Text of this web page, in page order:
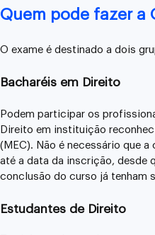
Quem pode fazer a
O exame é destinado a dois
Bacharéis em Direito
Podem participar os
Direito em instituição
(MEC). Não é necessário que
até a data da inscrição, desde
conclusão do curso já tenham
Estudantes de Direito